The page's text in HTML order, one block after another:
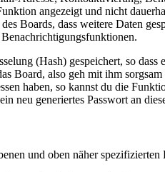
angezeigt und nicht
Boards, dass weitere Daten
(Hash) gespeichert, so
Board, also geh mit ihm
haben, so kannst du die
neu generiertes Passwort an
und oben näher